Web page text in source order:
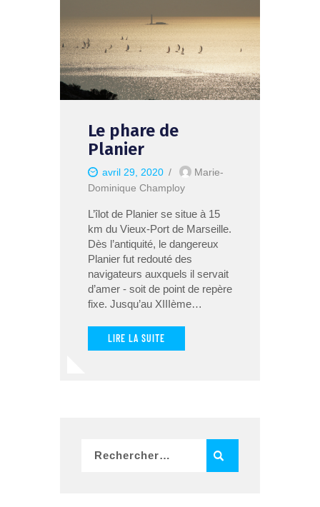
Le phare de
Planier
avril 29, 2020
Marie-
Dominique Champloy
L’îlot de Planier se situe à 15
km du Vieux-Port de Marseille.
Dès l’antiquité, le dangereux
Planier fut redouté des
navigateurs auxquels il servait
d’amer - soit de point de repère
fixe. Jusqu’au XIIIème…
LIRE LA SUITE